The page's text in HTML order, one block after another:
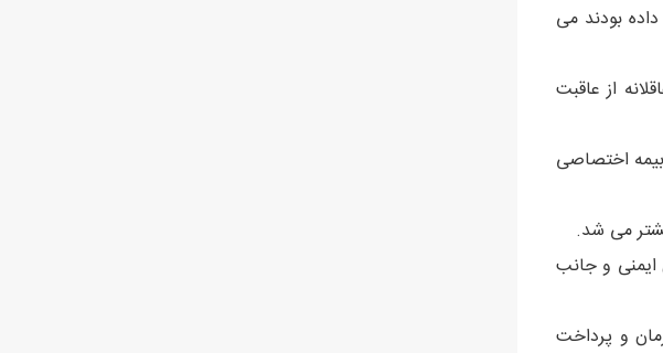
بودند می
از عاقبت
اختصاصی
می شد.
ایمنی و جانب
و پرداخت